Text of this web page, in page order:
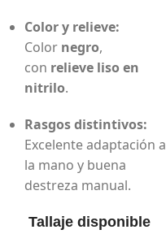
Color y relieve:
Color negro,
con relieve liso en
nitrilo.
Rasgos distintivos:
Excelente adaptación a
la mano y buena
destreza manual.
Tallaje disponible